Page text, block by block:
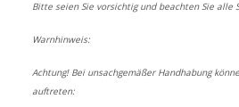
Bitte seien Sie vorsichtig und beachten Sie alle
Warnhinweis:
Achtung! Bei unsachgemäßer Handhabung
auftreten: